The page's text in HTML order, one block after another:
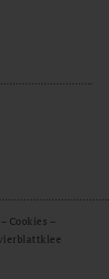
– Cookies –